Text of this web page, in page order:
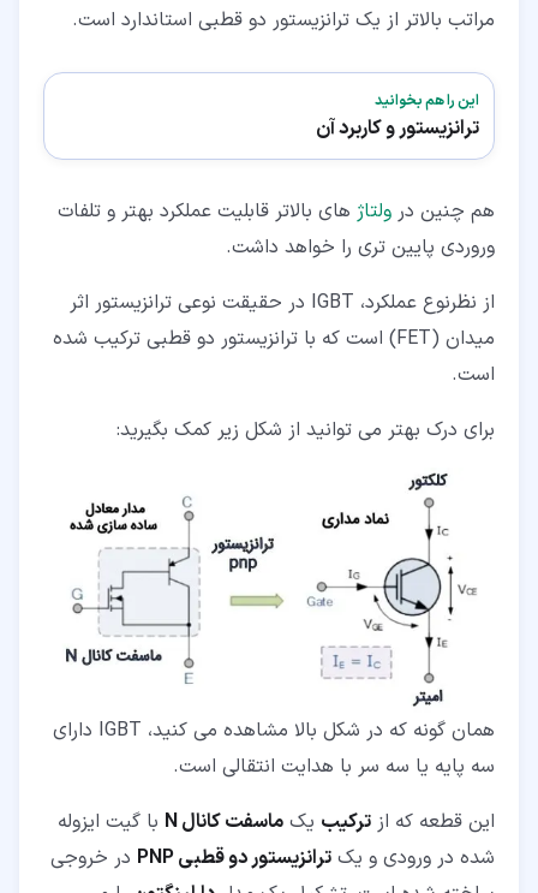
مراتب بالاتر از یک ترانزیستور دو قطبی استاندارد است.
این را هم بخوانید
ترانزیستور و کاربرد آن
هم چنین در ولتاژ های بالاتر قابلیت عملکرد بهتر و تلفات
وروردی پایین تری را خواهد داشت.
از نظرنوع عملکرد، IGBT در حقیقت نوعی ترانزیستور اثر
میدان (FET) است که با ترانزیستور دو قطبی ترکیب شده
است.
برای درک بهتر می توانید از شکل زیر کمک بگیرید:
همان گونه که در شکل بالا مشاهده می کنید، IGBT دارای
سه پایه یا سه سر با هدایت انتقالی است.
این قطعه که از ترکیب یک ماسفت کانال N
با گیت ایزوله
شده در ورودی و یک ترانزیستور دو قطبی PNP
در خروجی